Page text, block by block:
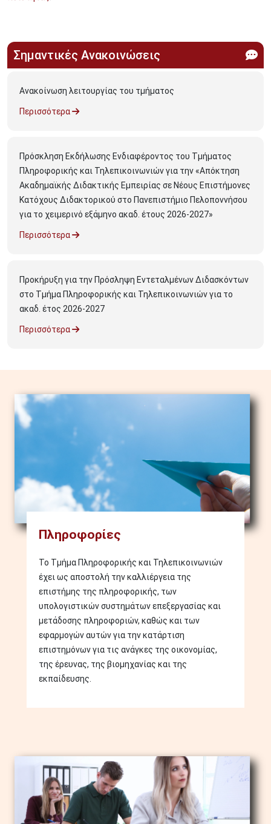
Σημαντικές Ανακοινώσεις
Ανακοίνωση λειτουργίας του τμήματος
Περισσότερα
Πρόσκληση Εκδήλωσης Ενδιαφέροντος του Τμήματος
Πληροφορικής και Τηλεπικοινωνιών για την «Απόκτηση
Ακαδημαϊκής Διδακτικής Εμπειρίας σε Νέους Επιστήμονες
Κατόχους Διδακτορικού στο Πανεπιστήμιο Πελοποννήσου
για το χειμερινό εξάμηνο ακαδ. έτους 2026-2027»
Περισσότερα
Προκήρυξη για την Πρόσληψη Εντεταλμένων Διδασκόντων
στο Τμήμα Πληροφορικής και Τηλεπικοινωνιών για το
ακαδ. έτος 2026-2027
Περισσότερα
Image
Πληροφορίες
Το Τμήμα Πληροφορικής και Τηλεπικοινωνιών
έχει ως αποστολή την καλλιέργεια της
επιστήμης της πληροφορικής, των
υπολογιστικών συστημάτων επεξεργασίας και
μετάδοσης πληροφοριών, καθώς και των
εφαρμογών αυτών για την κατάρτιση
επιστημόνων για τις ανάγκες της οικονομίας,
της έρευνας, της βιομηχανίας και της
εκπαίδευσης.